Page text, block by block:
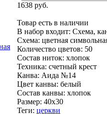
1638 руб.
Товар есть в наличии
В набор входит: Схема,
Схема: цветная
Количество цветов: 50
Состав ниток: хлопок
Техника: счетный крест
Канва: Аида №14
Цвет канвы: белый
Состав канвы: хлопок
Размер: 40х30
Теги: церкви